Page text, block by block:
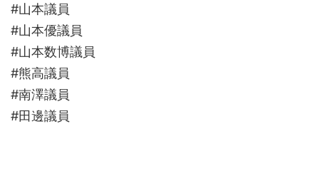
#山本議員
#山本優議員
#山本数博議員
#熊高議員
#南澤議員
#田邊議員